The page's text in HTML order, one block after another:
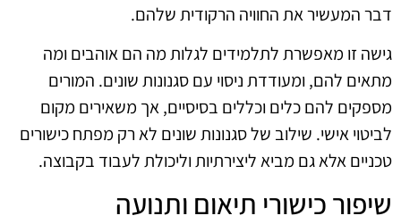
דבר המעשיר את החוויה הרקודית שלהם.
גישה זו מאפשרת לתלמידים לגלות מה הם אוהבים ומה
מתאים להם, ומעודדת ניסוי עם סגנונות שונים. המורים
מספקים להם כלים וכללים בסיסיים, אך משאירים מקום
לביטוי אישי. שילוב של סגנונות שונים לא רק מפתח כישורים
טכניים אלא גם מביא ליצירתיות וליכולת לעבוד בקבוצה.
שיפור כישורי תיאום ותנועה